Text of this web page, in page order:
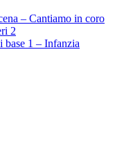
– Cantiamo in coro
2
base 1 – Infanzia